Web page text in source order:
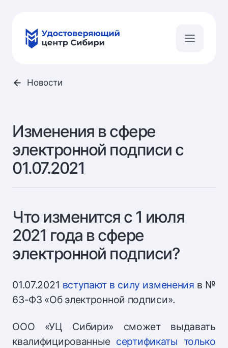
Новости
Изменения в сфере
электронной подписи с
01.07.2021
Что изменится с 1 июля
2021 года в сфере
электронной подписи?
01.07.2021 вступают в силу изменения в №
63-ФЗ «Об электронной подписи».
ООО «УЦ Сибири» сможет выдавать
квалифицированные сертификаты только